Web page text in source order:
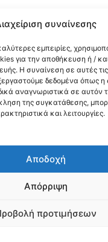
συναίνεσης
εμπειρίες,
για την αποθήκευση ή /
Η συναίνεση σε αυτές τις
δεδομένα όπως
αναγνωριστικά σε αυτόν
της συγκατάθεσης,
και λειτουργίες.
Αποδοχή
Απόρριψη
προτιμήσεων